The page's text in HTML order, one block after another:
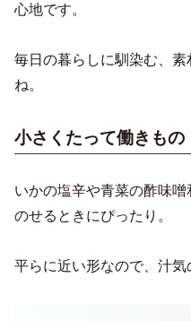
心地です。
毎日の暮らしに馴染む、
ね。
小さくたって働きもの
いかの塩辛や青菜の酢味
のせるときにぴったり。
平らに近い形なので、汁気